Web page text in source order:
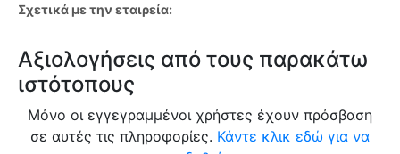
Σχετικά με την εταιρεία:
Αξιολογήσεις από τους παρακάτω
ιστότοπους
Μόνο οι εγγεγραμμένοι χρήστες έχουν πρόσβαση
σε αυτές τις πληροφορίες. Κάντε κλικ εδώ για να